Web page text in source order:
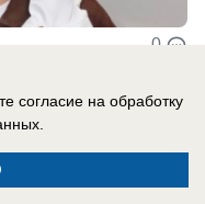
0
согласие на обработку